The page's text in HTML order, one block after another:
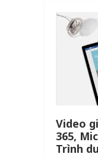
Video
365,
Trình